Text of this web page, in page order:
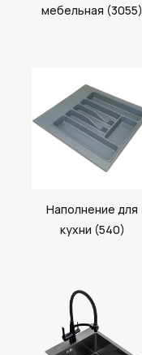
мебельная (3055)
Наполнение для
кухни (540)